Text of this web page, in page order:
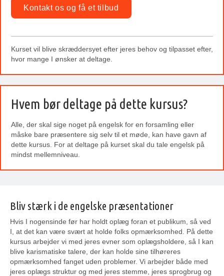
Kontakt os og få et tilbud
Kurset vil blive skræddersyet efter jeres behov og tilpasset efter,
hvor mange I ønsker at deltage.
Hvem bør deltage på dette kursus?
Alle, der skal sige noget på engelsk for en forsamling eller
måske bare præsentere sig selv til et møde, kan have gavn af
dette kursus. For at deltage på kurset skal du tale engelsk på
mindst mellemniveau.
Bliv stærk i de engelske præsentationer
Hvis I nogensinde før har holdt oplæg foran et publikum, så ved
I, at det kan være svært at holde folks opmærksomhed. På dette
kursus arbejder vi med jeres evner som oplægsholdere, så I kan
blive karismatiske talere, der kan holde sine tilhøreres
opmærksomhed fanget uden problemer. Vi arbejder både med
jeres oplægs struktur og med jeres stemme, jeres sprogbrug og